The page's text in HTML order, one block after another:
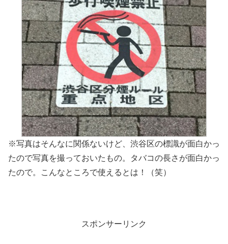
※写真はそんなに関係ないけど、渋谷区の標識が面白かっ
たので写真を撮っておいたもの。タバコの長さが面白かっ
たので。こんなところで使えるとは！（笑）
スポンサーリンク